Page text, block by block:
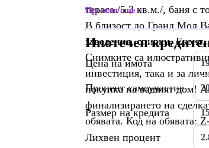
тераса /5.3 кв.м./, баня с
В близост до Гранд Мол
заведения, спирки,
Снимките са
инвестиция, така и за
покупка на вашият дом!
финализирането на
обявата. Код на обявата:
Прочети още
Ипотечен
Цена на имота
Процент самоучастие
Размер на кредита
Лихвен процент